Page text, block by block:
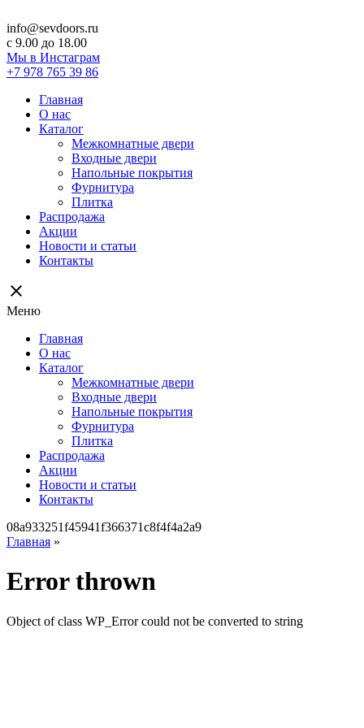
info@sevdoors.ru
c 9.00 до 18.00
Мы в Инстаграм
+7 978 765 39 86
Главная
О нас
Каталог
Межкомнатные двери
Входные двери
Напольные покрытия
Фурнитура
Плитка
Распродажа
Акции
Новости и статьи
Контакты
close
Меню
Главная
О нас
Каталог
Межкомнатные двери
Входные двери
Напольные покрытия
Фурнитура
Плитка
Распродажа
Акции
Новости и статьи
Контакты
08a933251f45941f366371c8f4f4a2a9
Главная »
Error thrown
Object of class WP_Error could not be converted to string